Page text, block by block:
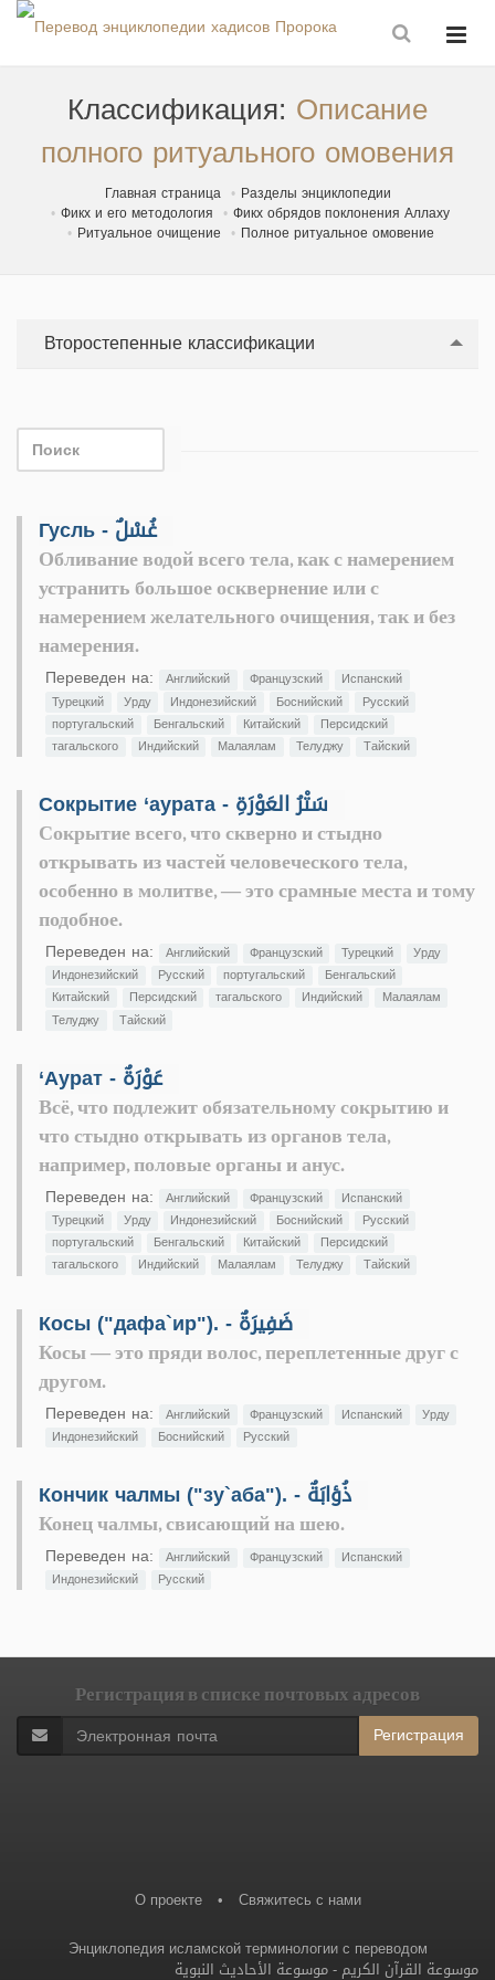
Классификация: Описание
полного ритуального омовения
Главная страница
Разделы энциклопедии
Фикх и его методология
Фикх обрядов поклонения Аллаху
Ритуальное очищение
Полное ритуальное омовение
Второстепенные классификации
Гусль - غُسْلٌ
Обливание водой всего тела, как с намерением
устранить большое осквернение или с
намерением желательного очищения, так и без
намерения.
Переведен на: Английский Французский
Испанский
Турецкий
Урду Индонезийский Боснийский
Русский
португальский
Бенгальский Китайский
Персидский
тагальского
Индийский Малаялам Телуджу Тайский
Сокрытие ‘аурата - سَتْرُ العَوْرَةِ
Сокрытие всего, что скверно и стыдно
открывать из частей человеческого тела,
особенно в молитве, — это срамные места и тому
подобное.
Переведен на: Английский Французский Турецкий
Урду
Индонезийский
Русский португальский
Бенгальский
Китайский
Персидский тагальского Индийский
Малаялам
Телуджу
Тайский
‘Аурат - عَوْرَةٌ
Всё, что подлежит обязательному сокрытию и
что стыдно открывать из органов тела,
например, половые органы и анус.
Переведен на: Английский Французский
Испанский
Турецкий
Урду Индонезийский Боснийский
Русский
португальский
Бенгальский Китайский
Персидский
тагальского
Индийский Малаялам Телуджу Тайский
Косы ("дафа`ир"). - ضَفِيرَةٌ
Косы — это пряди волос, переплетенные друг с
другом.
Переведен на: Английский Французский Испанский
Урду
Индонезийский
Боснийский Русский
Кончик чалмы ("зу`аба"). - ذُؤابَةٌ
Конец чалмы, свисающий на шею.
Переведен на: Английский Французский
Испанский
Индонезийский
Русский
Регистрация в списке почтовых адресов
Регистрация
О проекте • Свяжитесь с нами
Энциклопедия исламской терминологии с переводом
موسوعة القرآن الكريم -موسوعة الأحاديث النبوية